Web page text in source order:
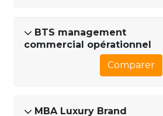
BTS management
commercial opérationnel
Comparer
MBA Luxury Brand